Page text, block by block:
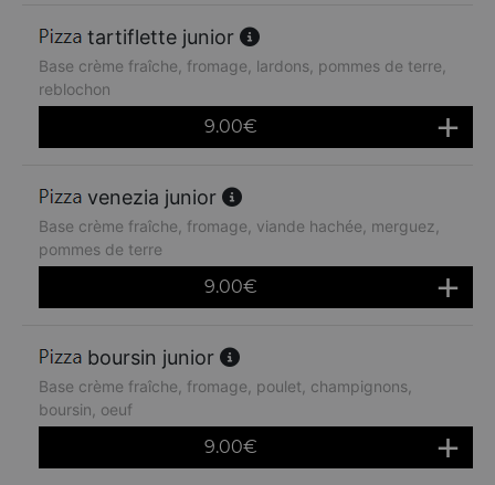
tartiflette junior
Base crème fraîche, fromage, lardons, pommes de terre,
reblochon
9.00€
venezia junior
Base crème fraîche, fromage, viande hachée, merguez,
pommes de terre
9.00€
boursin junior
Base crème fraîche, fromage, poulet, champignons,
boursin, oeuf
9.00€